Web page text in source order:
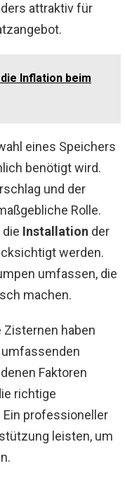
attraktiv für
Inflation beim
eines Speichers
benötigt wird.
und der
Rolle.
Installation der
werden.
umfassen, die
machen.
Zisternen haben
umfassenden
Faktoren
richtige
professioneller
leisten, um